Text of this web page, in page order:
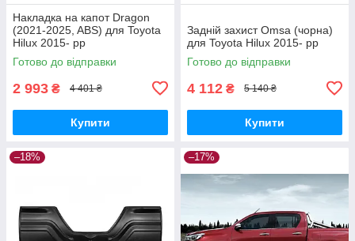
Накладка на капот Dragon
(2021-2025, ABS) для Toyota
Hilux 2015- рр
Готово до відправки
2 993 ₴ 4 401 ₴
Купити
Задній захист Omsa (чорна)
для Toyota Hilux 2015- рр
Готово до відправки
4 112 ₴ 5 140 ₴
Купити
–18% –17%